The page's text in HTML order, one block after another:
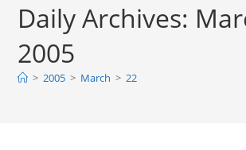
Daily Archives:
2005
> 2005 > March > 22